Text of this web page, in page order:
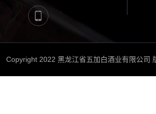
Copyright 2022 黑龙江省五加白酒业有限公司